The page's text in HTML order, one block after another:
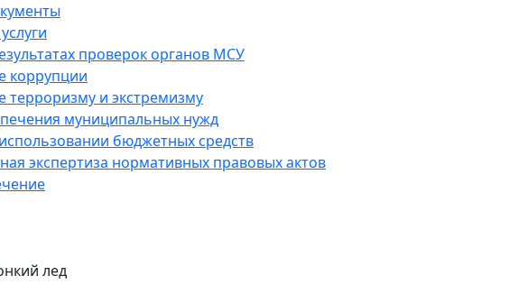
проверок органов МСУ
коррупции
терроризму и экстремизму
муниципальных нужд
бюджетных средств
экспертиза нормативных правовых актов
лед